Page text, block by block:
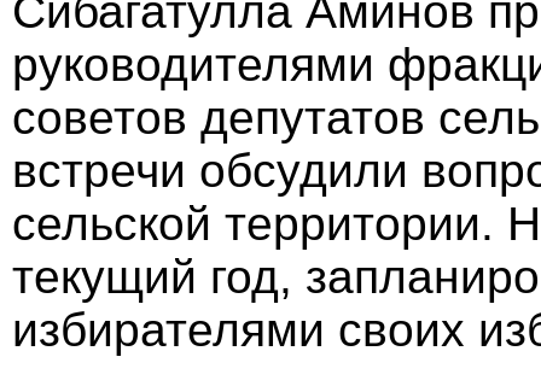
Сибагатулла Аминов
руководителями
советов депутатов
встречи обсудили
сельской территории.
текущий год,
избирателями своих